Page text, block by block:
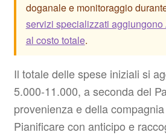
doganale e monitoraggio
servizi specializzati aggiungono
al costo totale.
Il totale delle spese iniziali si
5.000-11.000, a seconda del
provenienza e della
Pianificare con anticipo e